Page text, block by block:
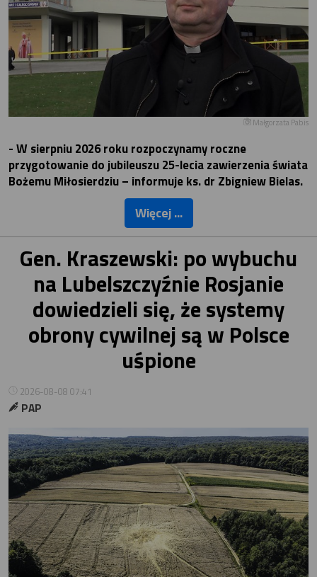
Małgorzata Pabis
- W sierpniu 2026 roku rozpoczynamy roczne
przygotowanie do jubileuszu 25-lecia zawierzenia świata
Bożemu Miłosierdziu – informuje ks. dr Zbigniew Bielas.
Więcej ...
Gen. Kraszewski: po wybuchu
na Lubelszczyźnie Rosjanie
dowiedzieli się, że systemy
obrony cywilnej są w Polsce
uśpione
2026-08-08 07:41
PAP